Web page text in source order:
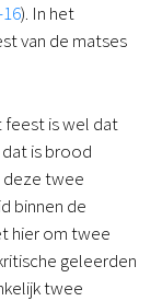
). In het
van de matses
feest is wel dat
is brood
deze twee
binnen de
hier om twee
geleerden
twee